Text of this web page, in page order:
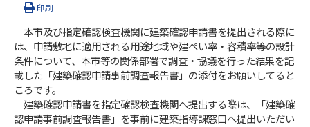
印刷
本市及び指定確認検査機関に建築確認申請書を提出される際に
は、申請敷地に適用される用途地域や建ぺい率・容積率等の設計
条件について、本市等の関係部署で調査・協議を行った結果を記
載した「建築確認申請事前調査報告書」の添付をお願いしてると
ころです。
建築確認申請書を指定確認検査機関へ提出する際は、「建築確
認申請事前調査報告書」を事前に建築指導課窓口へ提出いただい